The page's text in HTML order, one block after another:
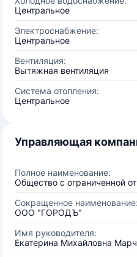
Центральное
Электроснабжение:
Центральное
Вентиляция:
Вытяжная вентиляция
Система отопления:
Центральное
Управляющая
Полное наименование:
Общество с ограниченной
Сокращенное наименование:
ООО "ГОРОДЪ"
Имя руководителя:
Екатерина Михайловна